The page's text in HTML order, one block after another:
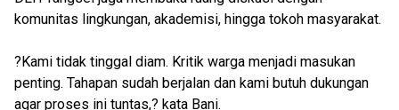
komunitas lingkungan, akademisi, hingga tokoh masyarakat.
?Kami tidak tinggal diam. Kritik warga menjadi masukan
penting. Tahapan sudah berjalan dan kami butuh dukungan
agar proses ini tuntas,? kata Bani.